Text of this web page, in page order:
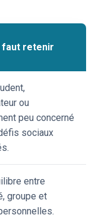
faut retenir
ou
peu concerné
sociaux
entre
groupe et